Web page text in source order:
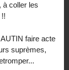
à coller les
faire acte
suprèmes,